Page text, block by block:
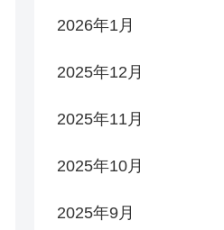
2026年1月
2025年12月
2025年11月
2025年10月
2025年9月